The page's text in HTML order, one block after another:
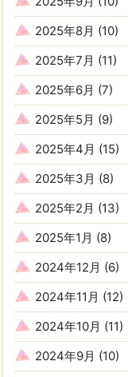
2025年8月 (10)
2025年7月 (11)
2025年6月 (7)
2025年5月 (9)
2025年4月 (15)
2025年3月 (8)
2025年2月 (13)
2025年1月 (8)
2024年12月 (6)
2024年11月 (12)
2024年10月 (11)
2024年9月 (10)